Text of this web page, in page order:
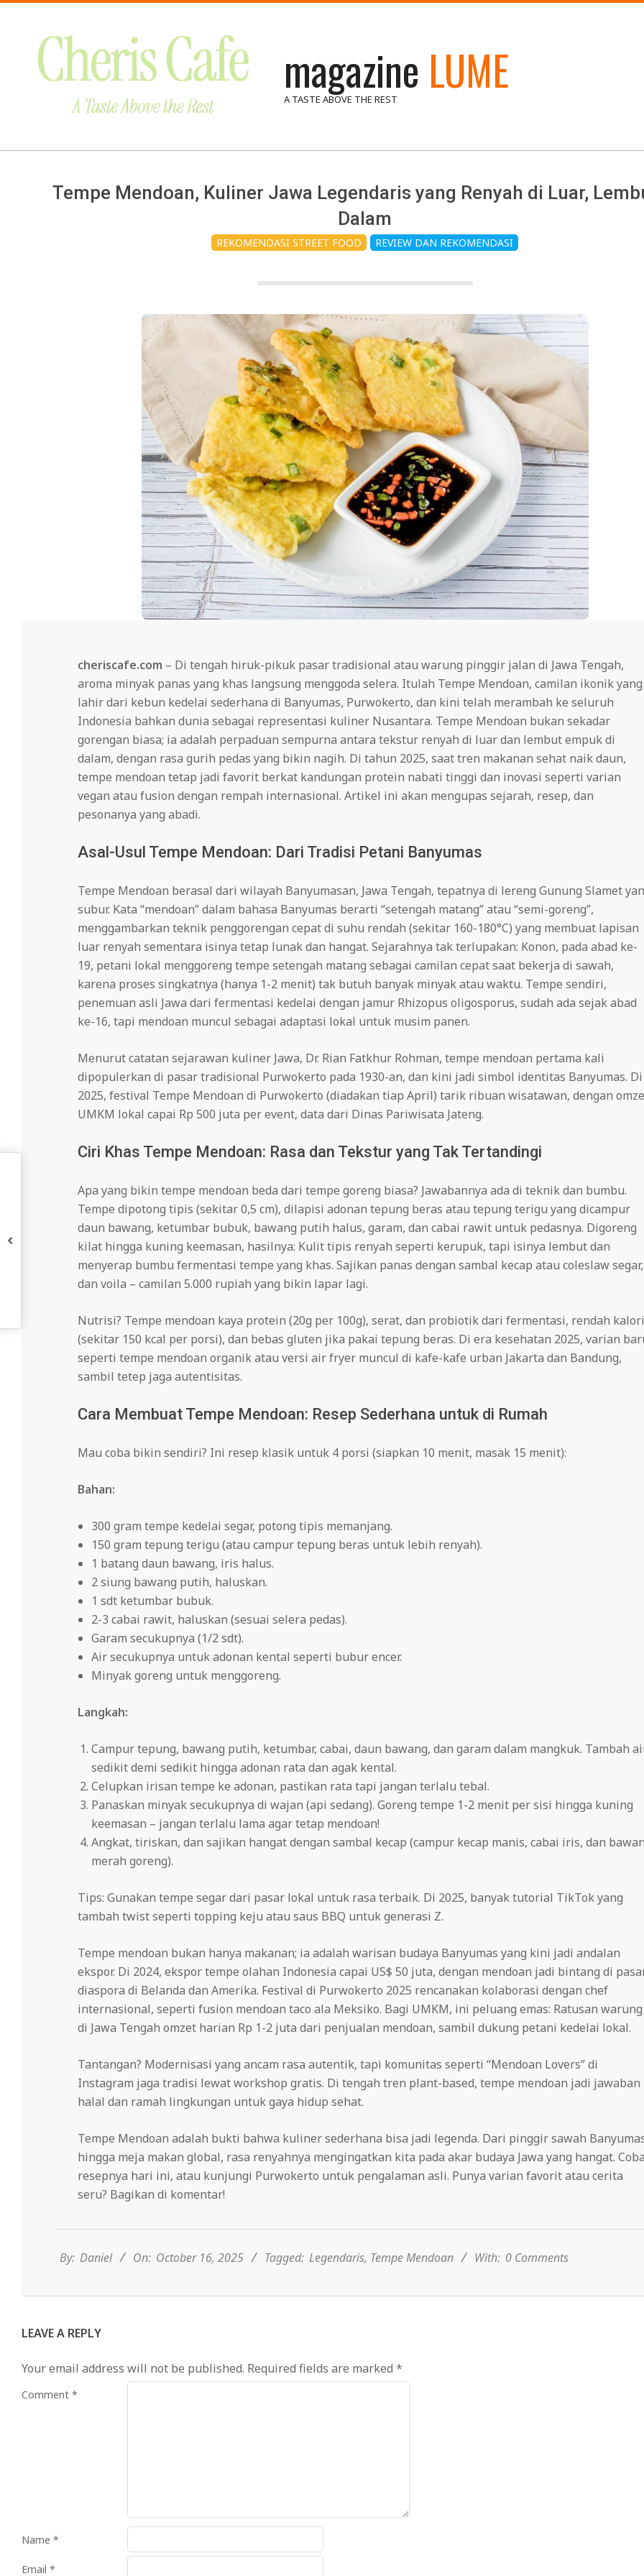
content
magazine LUME
A TASTE ABOVE THE REST
Tempe Mendoan, Kuliner Jawa Legendaris yang Renyah di Luar,
Dalam
REKOMENDASI STREET FOOD REVIEW DAN REKOMENDASI
cheriscafe.com – Di tengah hiruk-pikuk pasar tradisional atau warung pinggir jalan di Jawa Tengah,
aroma minyak panas yang khas langsung menggoda selera. Itulah Tempe Mendoan, camilan ikonik yang
lahir dari kebun kedelai sederhana di Banyumas, Purwokerto, dan kini telah merambah ke seluruh
Indonesia bahkan dunia sebagai representasi kuliner Nusantara. Tempe Mendoan bukan sekadar
gorengan biasa; ia adalah perpaduan sempurna antara tekstur renyah di luar dan lembut empuk di
dalam, dengan rasa gurih pedas yang bikin nagih. Di tahun 2025, saat tren makanan sehat naik daun,
tempe mendoan tetap jadi favorit berkat kandungan protein nabati tinggi dan inovasi seperti varian
vegan atau fusion dengan rempah internasional. Artikel ini akan mengupas sejarah, resep, dan
pesonanya yang abadi.
Asal-Usul Tempe Mendoan: Dari Tradisi Petani Banyumas
Tempe Mendoan berasal dari wilayah Banyumasan, Jawa Tengah, tepatnya di lereng Gunung Slamet
subur. Kata “mendoan” dalam bahasa Banyumas berarti “setengah matang” atau “semi-goreng”,
menggambarkan teknik penggorengan cepat di suhu rendah (sekitar 160-180°C) yang membuat lapisan
luar renyah sementara isinya tetap lunak dan hangat. Sejarahnya tak terlupakan: Konon, pada abad ke-
19, petani lokal menggoreng tempe setengah matang sebagai camilan cepat saat bekerja di sawah,
karena proses singkatnya (hanya 1-2 menit) tak butuh banyak minyak atau waktu. Tempe sendiri,
penemuan asli Jawa dari fermentasi kedelai dengan jamur Rhizopus oligosporus, sudah ada sejak abad
ke-16, tapi mendoan muncul sebagai adaptasi lokal untuk musim panen.
Menurut catatan sejarawan kuliner Jawa, Dr. Rian Fatkhur Rohman, tempe mendoan pertama kali
dipopulerkan di pasar tradisional Purwokerto pada 1930-an, dan kini jadi simbol identitas Banyumas. Di
2025, festival Tempe Mendoan di Purwokerto (diadakan tiap April) tarik ribuan wisatawan, dengan
UMKM lokal capai Rp 500 juta per event, data dari Dinas Pariwisata Jateng.
Ciri Khas Tempe Mendoan: Rasa dan Tekstur yang Tak Tertandingi
Apa yang bikin tempe mendoan beda dari tempe goreng biasa? Jawabannya ada di teknik dan bumbu.
Tempe dipotong tipis (sekitar 0,5 cm), dilapisi adonan tepung beras atau tepung terigu yang dicampur
daun bawang, ketumbar bubuk, bawang putih halus, garam, dan cabai rawit untuk pedasnya. Digoreng
kilat hingga kuning keemasan, hasilnya: Kulit tipis renyah seperti kerupuk, tapi isinya lembut dan
menyerap bumbu fermentasi tempe yang khas. Sajikan panas dengan sambal kecap atau coleslaw segar,
dan voila – camilan 5.000 rupiah yang bikin lapar lagi.
Nutrisi? Tempe mendoan kaya protein (20g per 100g), serat, dan probiotik dari fermentasi, rendah kalori
(sekitar 150 kcal per porsi), dan bebas gluten jika pakai tepung beras. Di era kesehatan 2025, varian
seperti tempe mendoan organik atau versi air fryer muncul di kafe-kafe urban Jakarta dan Bandung,
sambil tetep jaga autentisitas.
Cara Membuat Tempe Mendoan: Resep Sederhana untuk di Rumah
Mau coba bikin sendiri? Ini resep klasik untuk 4 porsi (siapkan 10 menit, masak 15 menit):
Bahan:
300 gram tempe kedelai segar, potong tipis memanjang.
150 gram tepung terigu (atau campur tepung beras untuk lebih renyah).
1 batang daun bawang, iris halus.
2 siung bawang putih, haluskan.
1 sdt ketumbar bubuk.
2-3 cabai rawit, haluskan (sesuai selera pedas).
Garam secukupnya (1/2 sdt).
Air secukupnya untuk adonan kental seperti bubur encer.
Minyak goreng untuk menggoreng.
Langkah:
Campur tepung, bawang putih, ketumbar, cabai, daun bawang, dan garam dalam mangkuk. Tambah
sedikit demi sedikit hingga adonan rata dan agak kental.
Celupkan irisan tempe ke adonan, pastikan rata tapi jangan terlalu tebal.
Panaskan minyak secukupnya di wajan (api sedang). Goreng tempe 1-2 menit per sisi hingga kuning
keemasan – jangan terlalu lama agar tetap mendoan!
Angkat, tiriskan, dan sajikan hangat dengan sambal kecap (campur kecap manis, cabai iris, dan
merah goreng).
Tips: Gunakan tempe segar dari pasar lokal untuk rasa terbaik. Di 2025, banyak tutorial TikTok yang
tambah twist seperti topping keju atau saus BBQ untuk generasi Z.
Tempe mendoan bukan hanya makanan; ia adalah warisan budaya Banyumas yang kini jadi andalan
ekspor. Di 2024, ekspor tempe olahan Indonesia capai US$ 50 juta, dengan mendoan jadi bintang di
diaspora di Belanda dan Amerika. Festival di Purwokerto 2025 rencanakan kolaborasi dengan chef
internasional, seperti fusion mendoan taco ala Meksiko. Bagi UMKM, ini peluang emas: Ratusan warung
di Jawa Tengah omzet harian Rp 1-2 juta dari penjualan mendoan, sambil dukung petani kedelai lokal.
Tantangan? Modernisasi yang ancam rasa autentik, tapi komunitas seperti “Mendoan Lovers” di
Instagram jaga tradisi lewat workshop gratis. Di tengah tren plant-based, tempe mendoan jadi jawaban
halal dan ramah lingkungan untuk gaya hidup sehat.
Tempe Mendoan adalah bukti bahwa kuliner sederhana bisa jadi legenda. Dari pinggir sawah
hingga meja makan global, rasa renyahnya mengingatkan kita pada akar budaya Jawa yang hangat.
resepnya hari ini, atau kunjungi Purwokerto untuk pengalaman asli. Punya varian favorit atau cerita
seru? Bagikan di komentar!
16
By: Daniel On: October 16, 2025 Tagged: Legendaris, Tempe Mendoan With: 0 Comments
LEAVE A REPLY
Your email address will not be published. Required fields are marked *
Comment *
Name *
Email *